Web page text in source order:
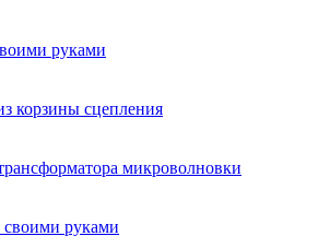
руками
корзины сцепления
микроволновки
руками